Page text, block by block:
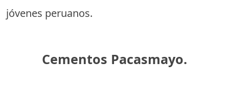
jóvenes peruanos.
Cementos Pacasmayo.